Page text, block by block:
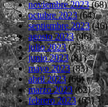
noviembre 2023(68)
octubre 2023(64)
septiembre 2023(46)
agosto 2023(46)
julio 2023(75)
junio 2023(81)
mayo 2023(83)
abril 2023(66)
marzo 2023(62)
febrero 2023(63)